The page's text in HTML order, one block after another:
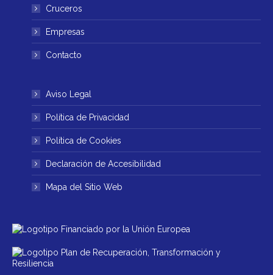
ventanaventana
Cruceros
Empresas
Contacto
Aviso Legal
Política de Privacidad
Política de Cookies
Declaración de Accesibilidad
Mapa del Sitio Web